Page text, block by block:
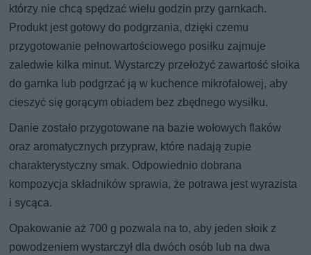
którzy nie chcą spędzać wielu godzin przy garnkach.
Produkt jest gotowy do podgrzania, dzięki czemu
przygotowanie pełnowartościowego posiłku zajmuje
zaledwie kilka minut. Wystarczy przełożyć zawartość słoika
do garnka lub podgrzać ją w kuchence mikrofalowej, aby
cieszyć się gorącym obiadem bez zbędnego wysiłku.
Danie zostało przygotowane na bazie wołowych flaków
oraz aromatycznych przypraw, które nadają zupie
charakterystyczny smak. Odpowiednio dobrana
kompozycja składników sprawia, że potrawa jest wyrazista
i sycąca.
Opakowanie aż 700 g pozwala na to, aby jeden słoik z
powodzeniem wystarczył dla dwóch osób lub na dwa